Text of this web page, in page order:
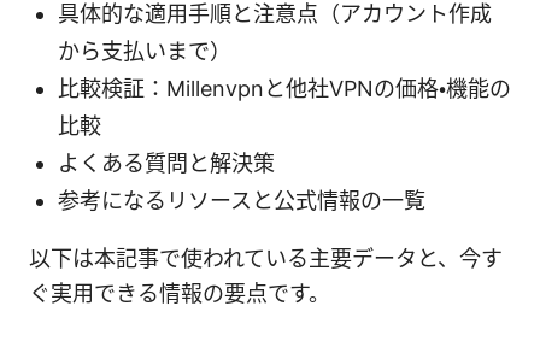
具体的な適用手順と注意点（アカウント作成
から支払いまで）
比較検証：Millenvpnと他社VPNの価格・機能の
比較
よくある質問と解決策
参考になるリソースと公式情報の一覧
以下は本記事で使われている主要データと、今す
ぐ実用できる情報の要点です。